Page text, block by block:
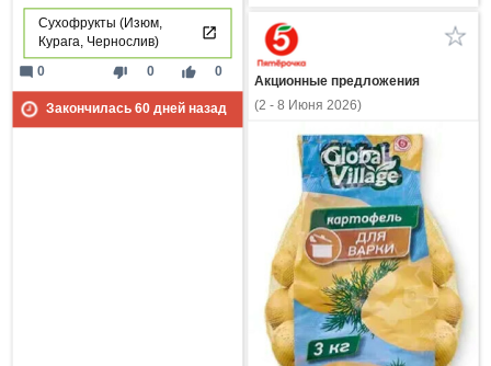
Сухофрукты (Изюм,
Курага, Чернослив)
thumb_down 0 thumb_up 0
mode_comment 0
Закончилась 60дней назад
Акционные предложения
(2 - 8 Июня 2026)